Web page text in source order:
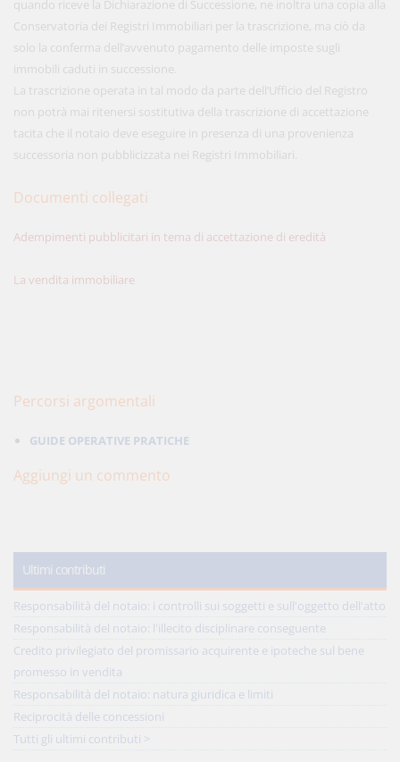
quando riceve la Dichiarazione di Successione, ne inoltra una copia alla
Conservatoria dei Registri Immobiliari per la trascrizione, ma ciò da
solo la conferma dell’avvenuto pagamento delle imposte sugli
immobili caduti in successione.
La trascrizione operata in tal modo da parte dell’Ufficio del Registro
non potrà mai ritenersi sostitutiva della trascrizione di accettazione
tacita che il notaio deve eseguire in presenza di una provenienza
successoria non pubblicizzata nei Registri Immobiliari.
Documenti collegati
Adempimenti pubblicitari in tema di accettazione di eredità
La vendita immobiliare
Percorsi argomentali
GUIDE OPERATIVE PRATICHE
Aggiungi un commento
Ultimi contributi
Responsabilità del notaio: i controlli sui soggetti e sull'oggetto dell'atto
Responsabilità del notaio: l'illecito disciplinare conseguente
Credito privilegiato del promissario acquirente e ipoteche sul bene
promesso in vendita
Responsabilità del notaio: natura giuridica e limiti
Reciprocità delle concessioni
Tutti gli ultimi contributi >